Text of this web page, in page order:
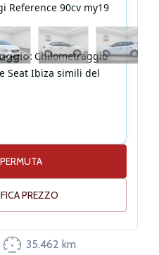
Altezza
145 cm
Larghezza
Reference 90cv my19
: Chilometraggio
Seat Ibiza simili del
PREZZO
35.462 km